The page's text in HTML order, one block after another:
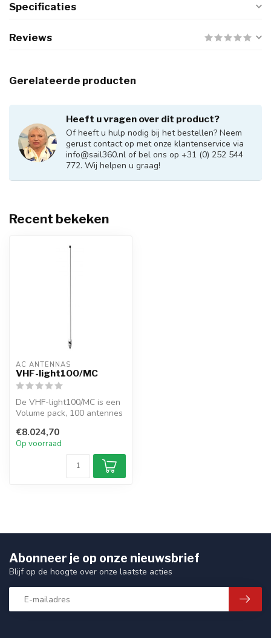
Specificaties
Reviews
Gerelateerde producten
Heeft u vragen over dit product?
Of heeft u hulp nodig bij het bestellen? Neem
gerust contact op met onze klantenservice via
info@sail360.nl of bel ons op +31 (0) 252 544
772. Wij helpen u graag!
Recent bekeken
AC ANTENNAS
VHF-light100/MC
De VHF-light100/MC is een
Volume pack, 100 antennes
RG5...
€8.024,70
Op voorraad
Abonneer je op onze nieuwsbrief
Blijf op de hoogte over onze laatste acties